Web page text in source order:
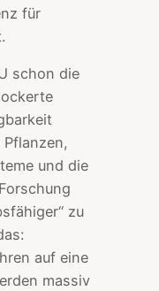
für
schon die
und die
zu
auf eine
massiv